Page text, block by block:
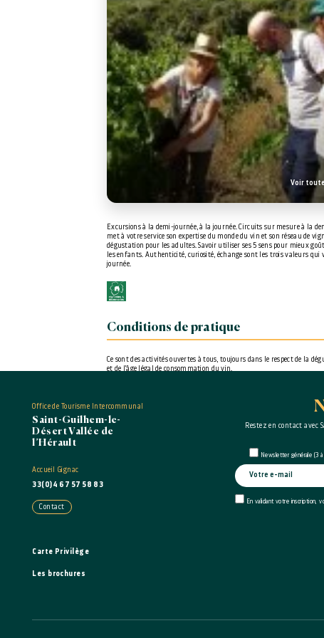
Voir
Excursions à la demi-journée, à la journée. Circuits sur mesure à la
met à votre service son expertise du monde du vin et son réseau de
dégustation pour les adultes. Savoir utiliser ses 5 sens pour mieux
les enfants. Authenticité, curiosité, échange sont les trois valeurs
journée.
Conditions de pratique
Ce sont des activités ouvertes à tous, toujours dans le respect de la
et de l'âge légal de consommation du vin.
Prestations
Activités culturelles : Œnotourisme
Office de Tourisme Intercommunal
Saint-Guilhem-le-
Désert Vallée de
l’Hérault
Accueil Gignac
33(0)4 67 57 58 83
Contact
Carte Privilège
Les brochures
Restez en contact avec
Newsletter générale (3 à
En validant votre inscription,